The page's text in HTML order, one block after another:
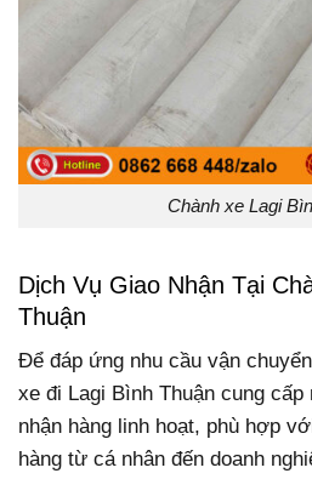
Chành xe Lagi
Dịch Vụ Giao Nhận Tại
Thuận
Để đáp ứng nhu cầu vận
xe đi Lagi Bình Thuận cung
nhận hàng linh hoạt, phù hợp
hàng từ cá nhân đến doanh